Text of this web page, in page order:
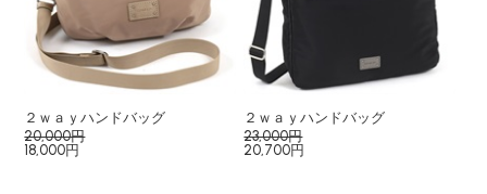
２ｗａｙハンドバッグ
20,000円
18,000円
２ｗａｙハンドバッグ
23,000円
20,700円